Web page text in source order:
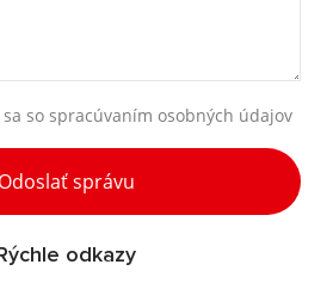
so spracúvaním osobných údajov
Odoslať správu
Rýchle odkazy